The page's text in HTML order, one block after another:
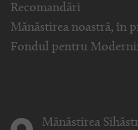
Recomandări
Mănăstirea noastră, în
Fondul pentru
Mănăstirea